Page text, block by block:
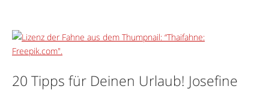
20 Tipps für Deinen Urlaub! Josefine